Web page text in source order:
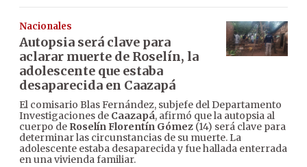
Nacionales
Autopsia será clave para
aclarar muerte de Roselín, la
adolescente que estaba
desaparecida en Caazapá
El comisario Blas Fernández, subjefe del Departamento
Investigaciones de Caazapá, afirmó que la autopsia al
cuerpo de Roselín Florentín Gómez (14) será clave para
determinar las circunstancias de su muerte. La
adolescente estaba desaparecida y fue hallada enterrada
en una vivienda familiar.